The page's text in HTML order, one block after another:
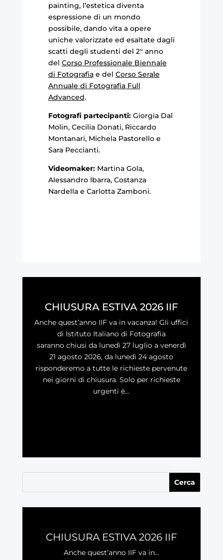
painting, l’estetica diventa
espressione di un mondo
possibile, dando vita a opere
uniche valorizzate ed esaltate dagli
scatti degli studenti del 2° anno
del Corso Professionale Biennale
di Fotografiae del Corso Serale
Annuale di Fotografia Full
Advanced.
Fotografi partecipanti:Giorgia Dal
Molin, Cecilia Donati, Riccardo
Montanari, Michela Pastorello e
Sara Peccianti.
Videomaker:Martina Gola,
Alessandro Ibarra, Costanza
Nardella e Carlotta Zamboni.
CHIUSURA ESTIVA 2026 IIF
Anche quest’anno IIF va in vacanza! Gli uffici
di Istituto Italiano di Fotografia
saranno chiusi da lunedì 27 luglio a venerdì
21 agosto 2026, da lunedì 24 agosto
risponderemo a tutte le richieste pervenute
nei giorni di chiusura. Solo per richieste
urgenti è...
CHIUSURA ESTIVA 2026 IIF
Anche quest’anno IIF va in...